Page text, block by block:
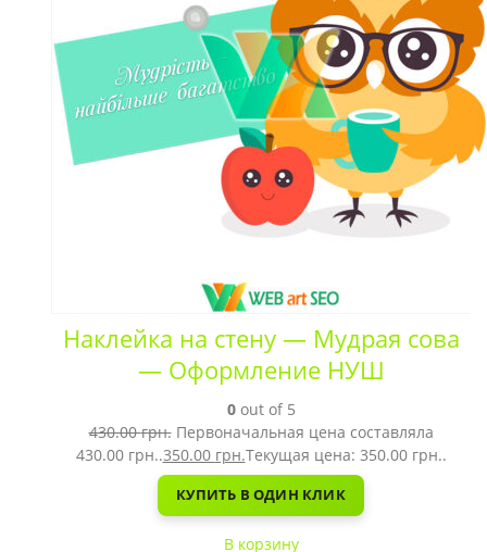
Наклейка на стену — Мудрая сова
— Оформление НУШ
0out of 5
430.00грн. Первоначальная цена составляла
430.00 грн..350.00 грн.Текущая цена: 350.00 грн..
КУПИТЬ В ОДИН КЛИК
В корзину